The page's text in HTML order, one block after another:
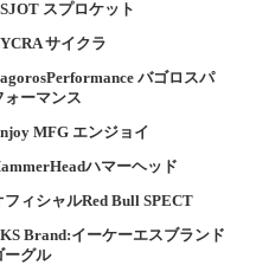
スプロケット
サイクラ
バゴロスパ
ォーマンス
MFG エンジョイ
ハマーヘッド
フィシャルRed Bull SPECT
Brand:イーケーエスブランド
ーグル